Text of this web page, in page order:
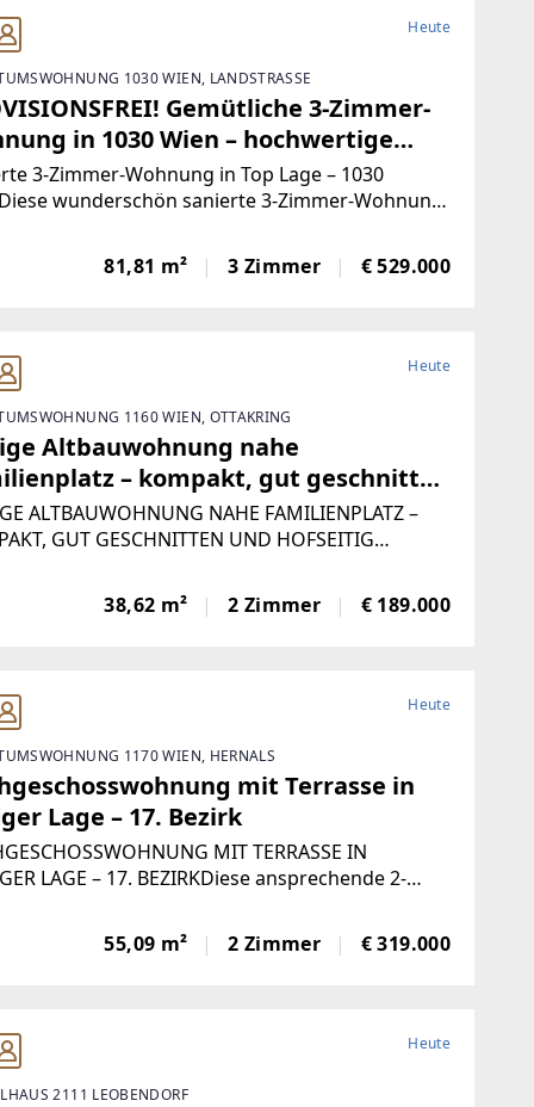
Heute
1030 WIEN, LANDSTRASSE
Gemütliche 3-Zimmer-
in 1030 Wien – hochwertige
Fußbodenheizung!
3-Zimmer-Wohnung in Top Lage – 1030
wunderschön sanierte 3-Zimmer-Wohnung
Lage des 3. Bezirks. Sie überzeugt durch ihre
Ausstattung, die perfekte
81,81 m² 3 Zimmer € 529.000
Heute
1160 WIEN, OTTAKRING
Altbauwohnung nahe
– kompakt, gut geschnitten
hofseitig gelegen
ALTBAUWOHNUNG NAHE FAMILIENPLATZ –
GUT GESCHNITTEN UND HOFSEITIG
16. Wiener Gemeindebezirk befindet sich
gepflegte Altbauwohnung in einem charmanten
38,62 m² 2 Zimmer € 189.000
Heute
1170 WIEN, HERNALS
mit Terrasse in
Lage – 17. Bezirk
MIT TERRASSE IN
LAGE – 17. BEZIRKDiese ansprechende 2-
gepflegten Altbaus mit Lift und bietet auf rund
Wohnfläche sowie einer ca. 10 m² großen
55,09 m² 2 Zimmer € 319.000
Heute
2111 LEOBENDORF